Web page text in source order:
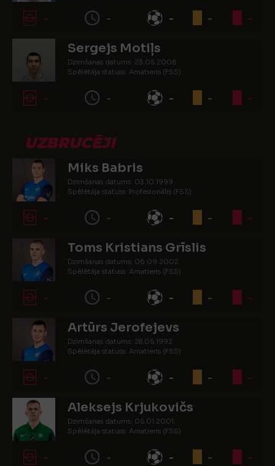
- - - - -
Sergejs Motiļs
Dzimšanas datums: 23.05.2006.
Spēlētāja statuss: Amatieris (FSS)
- - - - -
UZBRUCĒJI
Miks Babris
Dzimšanas datums: 03.10.1999.
Spēlētāja statuss: Profesionālis (FSS)
- - - - -
Toms Kristians Grīslis
Dzimšanas datums: 06.09.2002.
Spēlētāja statuss: Amatieris (FSS)
- - - - -
Artūrs Jerofejevs
Dzimšanas datums: 28.05.1992.
Spēlētāja statuss: Amatieris (FSS)
- - - - -
Aleksejs Krjukovičs
Dzimšanas datums: 05.01.2001.
Spēlētāja statuss: Amatieris (FSS)
- - - - -